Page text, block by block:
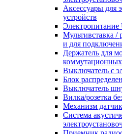
Аксессуары для
устройств
Электропитание
Мультивставка /
и для
Держатель для
коммутационных
Выключатель с
Блок
Выключатель
Вилка/розетка
Механизм
Система